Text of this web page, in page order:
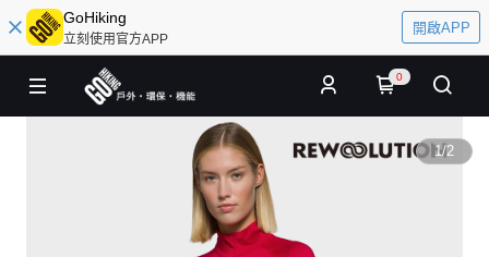
GoHiking
立刻使用官方APP
開啟APP
0
1/2